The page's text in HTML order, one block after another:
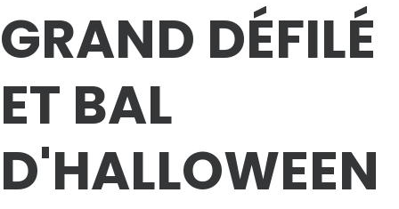
GRAND DÉFILÉ
ET BAL
D'HALLOWEEN